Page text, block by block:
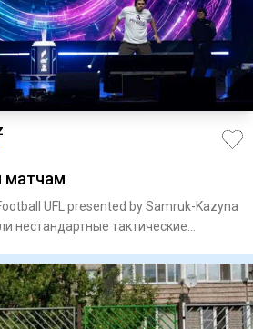
матчам
UFL presented by Samruk-Kazyna
нестандартные тактические